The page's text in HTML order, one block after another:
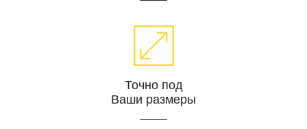
Точно под
Ваши размеры